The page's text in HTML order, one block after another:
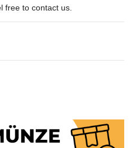
free to contact us.